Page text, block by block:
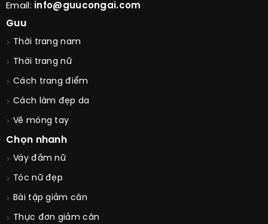
Email: info@guucongai.com
Guu
Thời trang nam
Thời trang nữ
Cách trang điểm
Cách làm đẹp da
Vẽ móng tay
Chọn nhanh
Váy đầm nữ
Tóc nữ đẹp
Bài tập giảm cân
Thực đơn giảm cân